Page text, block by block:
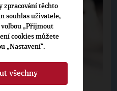
zpracování těchto
souhlas uživatele,
„Přijmout
cookies můžete
„Nastavení“.
všechny